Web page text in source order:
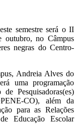
semestre será o II
outubro, no Câmpus
negras do Centro-
Andreia Alves do
uma programação
Pesquisadoras(es)
CO), além da
para as Relações
Educação Escolar